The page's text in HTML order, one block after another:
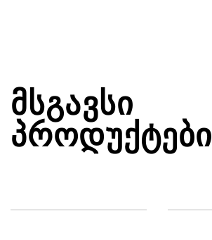
ᲛᲡᲒᲐᲕᲡᲘ
ᲞᲠᲝᲓᲣᲥᲢᲔᲑᲘ